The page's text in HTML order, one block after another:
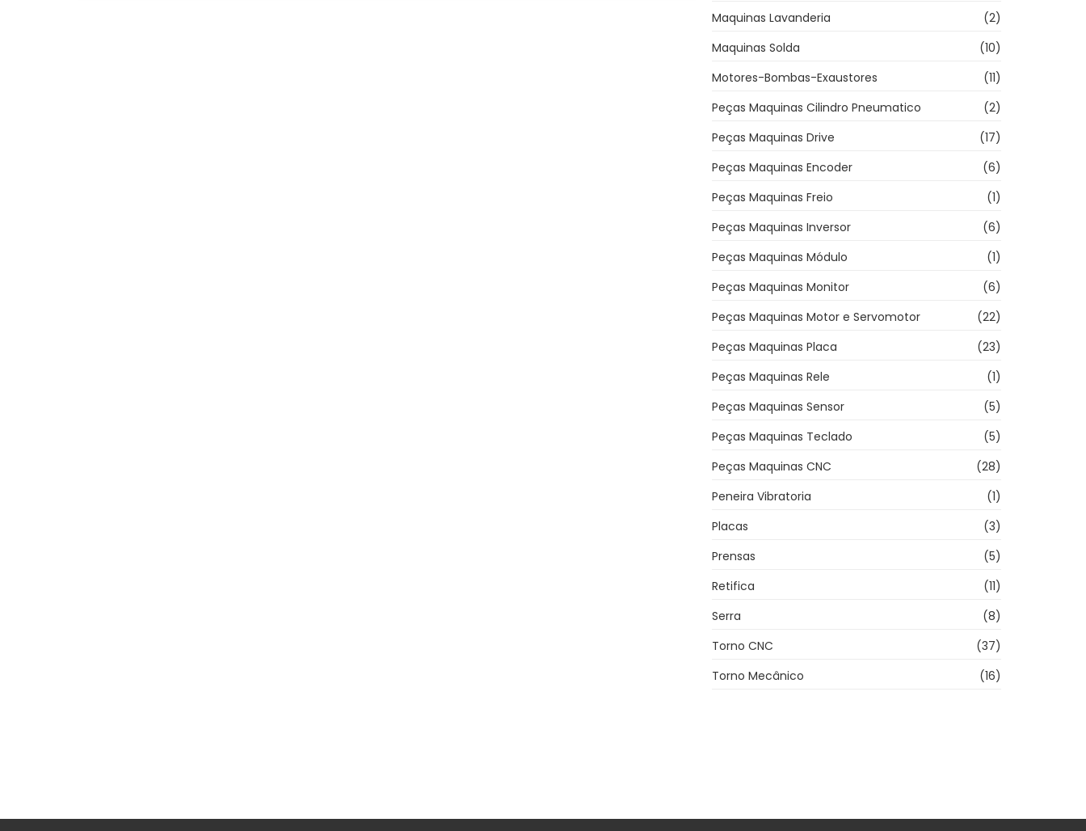
Maquinas Lavanderia
(2)
Maquinas Solda
(10)
Motores-Bombas-Exaustores
(11)
Peças Maquinas Cilindro Pneumatico
(2)
Peças Maquinas Drive
(17)
Peças Maquinas Encoder
(6)
Peças Maquinas Freio
(1)
Peças Maquinas Inversor
(6)
Peças Maquinas Módulo
(1)
Peças Maquinas Monitor
(6)
Peças Maquinas Motor e Servomotor
(22)
Peças Maquinas Placa
(23)
Peças Maquinas Rele
(1)
Peças Maquinas Sensor
(5)
Peças Maquinas Teclado
(5)
Peças Maquinas CNC
(28)
Peneira Vibratoria
(1)
Placas
(3)
Prensas
(5)
Retifica
(11)
Serra
(8)
Torno CNC
(37)
Torno Mecânico
(16)